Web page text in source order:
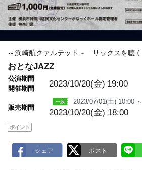
～浜崎航クァルテット～ サックスを聴く
おとなJAZZ
公演期間
開催期間
2023/10/20(金) 19:00
販売期間
2023/07/01(土) 10:00 ～
2023/10/20(金) 18:00
ポイント